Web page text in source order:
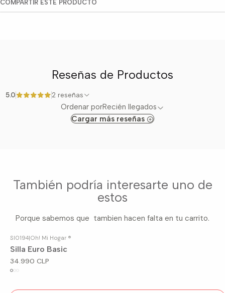
COMPARTIR ESTE PRODUCTO
Reseñas de Productos
5.0 2 reseñas
Ordenar porRecién llegados
Cargar más reseñas
También podría interesarte uno de
estos
Porque sabemos que tambien hacen falta en tu carrito.
Agotado
SI0194|Oh! Mi Hogar ®
Silla Euro Basic
34.990 CLP